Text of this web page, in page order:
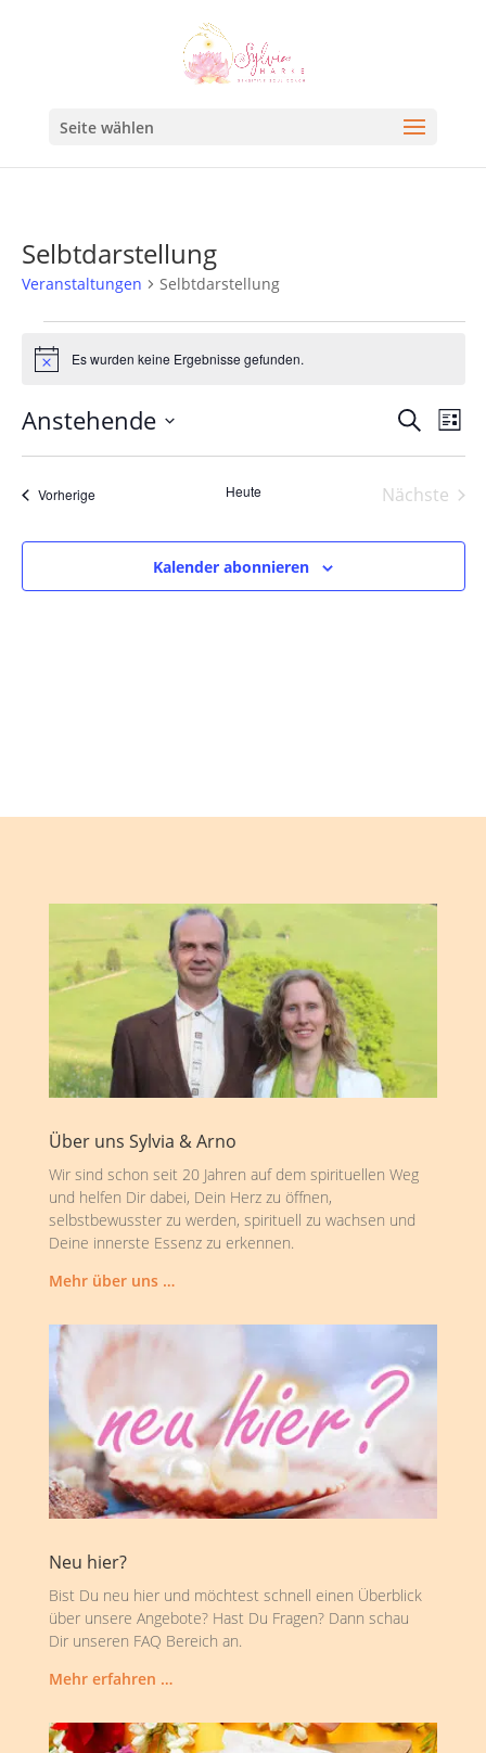
Seite wählen
Selbtdarstellung
Veranstaltungen Selbtdarstellung
HinweisEs wurden keine Ergebnisse gefunden.
Suche
und
SucheListe
Anstehende
Datum
wählen.
VorherigeVeranstaltungen Heute
Nächste
Kalender abonnieren
Über uns Sylvia & Arno
Wir sind schon seit 20 Jahren auf dem spirituellen Weg
und helfen Dir dabei, Dein Herz zu öffnen,
selbstbewusster zu werden, spirituell zu wachsen und
Deine innerste Essenz zu erkennen.
Mehr über uns …
Neu hier?
Bist Du neu hier und möchtest schnell einen Überblick
über unsere Angebote? Hast Du Fragen? Dann schau
Dir unseren FAQ Bereich an.
Mehr erfahren …